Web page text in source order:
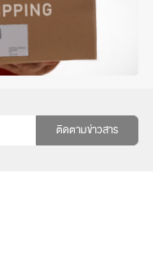
ติดตามข่าวสาร